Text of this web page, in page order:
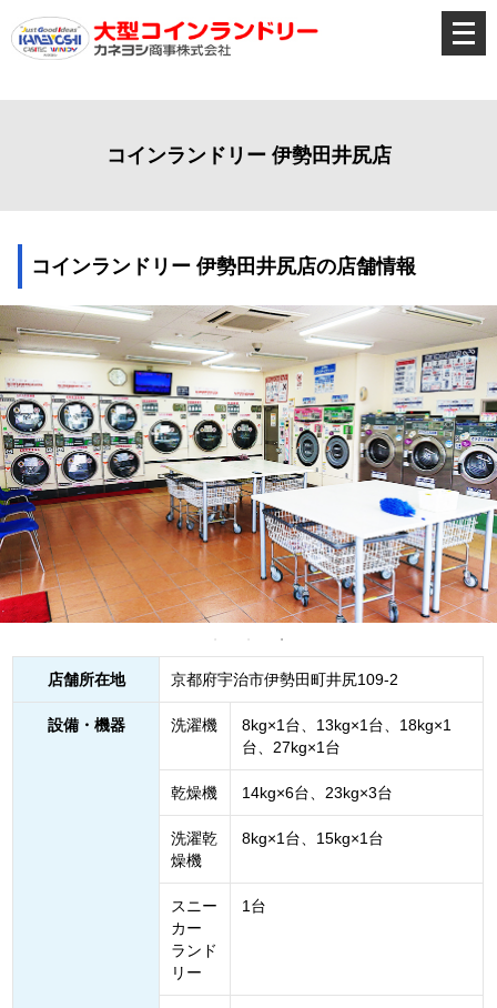
メ
ニ
ュ
コインランドリー 伊勢田井尻店
コインランドリー 伊勢田井尻店の店舗情報
店舗所在地 京都府宇治市伊勢田町井尻109‐2
設備・機器 洗濯機
8kg×1台、13kg×1台、18kg×1
台、27kg×1台
乾燥機 14kg×6台、23kg×3台
洗濯乾
燥機
8kg×1台、15kg×1台
スニー
カー
ランド
リー
1台